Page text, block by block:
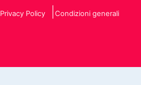
Privacy Policy Condizioni generali